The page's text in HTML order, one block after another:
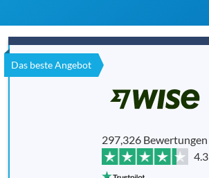
Das beste Angebot
297,326 Bewertungen
4.3